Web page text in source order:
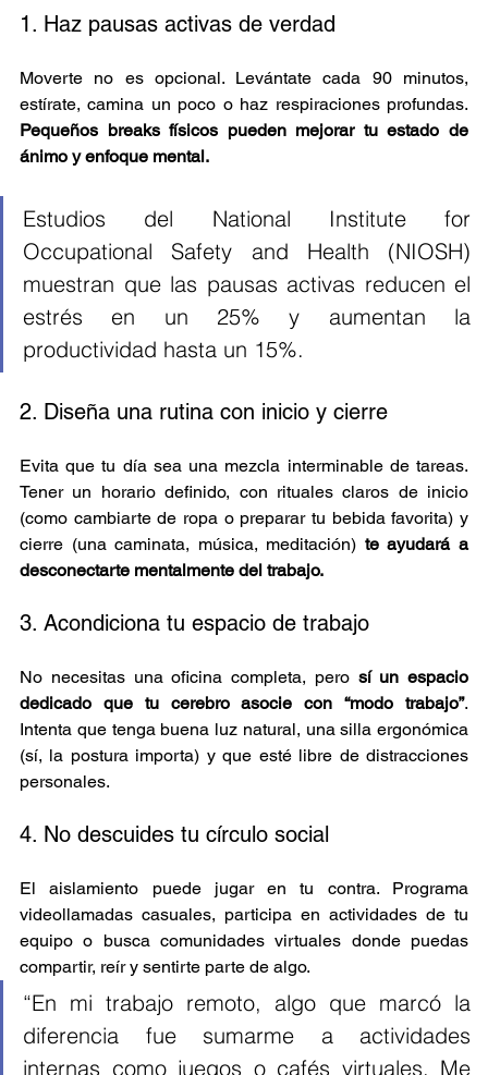
1. Haz pausas activas de verdad
Moverte no es opcional. Levántate cada 90 minutos,
Pequeños breaks físicos pueden mejorar tu estado de
ánimo y enfoque mental.
Estudios del National Institute for
Occupational Safety and Health (NIOSH)
muestran que las pausas activas reducen el
estrés en un 25% y aumentan la
productividad hasta un 15%.
2. Diseña una rutina con inicio y cierre
Evita que tu día sea una mezcla interminable de tareas.
Tener un horario definido, con rituales claros de inicio
(como cambiarte de ropa o preparar tu bebida favorita) y
cierre (una caminata, música, meditación) te ayudará a
desconectarte mentalmente del trabajo.
3. Acondiciona tu espacio de trabajo
No necesitas una oficina completa, pero sí un espacio
dedicado que tu cerebro asocie con “modo trabajo”.
Intenta que tenga buena luz natural, una silla ergonómica
(sí, la postura importa) y que esté libre de distracciones
personales.
4. No descuides tu círculo social
El aislamiento puede jugar en tu contra. Programa
videollamadas casuales, participa en actividades de tu
equipo o busca comunidades virtuales donde puedas
compartir, reír y sentirte parte de algo.
“En mi trabajo remoto, algo que marcó la
diferencia fue sumarme a actividades
internas como juegos o cafés virtuales. Me